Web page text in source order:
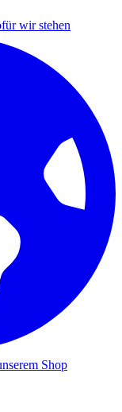
wir stehen
Shop